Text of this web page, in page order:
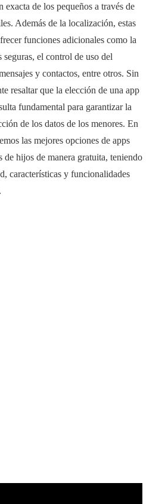
exacta de los pequeños a través de
Además de la localización, estas
funciones adicionales como la
el control de uso del
y contactos, entre otros. Sin
resaltar que la elección de una app
fundamental para garantizar la
de los datos de los menores. En
las mejores opciones de apps
de hijos de manera gratuita, teniendo
características y funcionalidades